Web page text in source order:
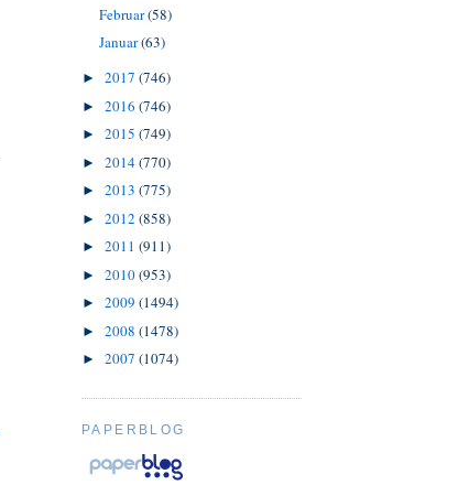
Februar(58)
Januar(63)
► 2017 (746)
► 2016 (746)
► 2015 (749)
► 2014(770)
► 2013 (775)
► 2012 (858)
► 2011 (911)
► 2010(953)
► 2009 (1494)
► 2008 (1478)
► 2007 (1074)
PAPERBLOG